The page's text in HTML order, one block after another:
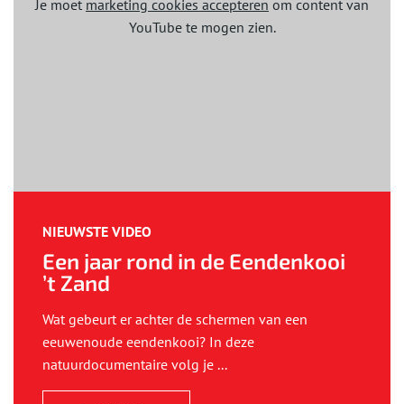
Je moet marketing cookies accepteren om content van
YouTube te mogen zien.
NIEUWSTE VIDEO
Een jaar rond in de Eendenkooi
’t Zand
Wat gebeurt er achter de schermen van een
eeuwenoude eendenkooi? In deze
natuurdocumentaire volg je ...